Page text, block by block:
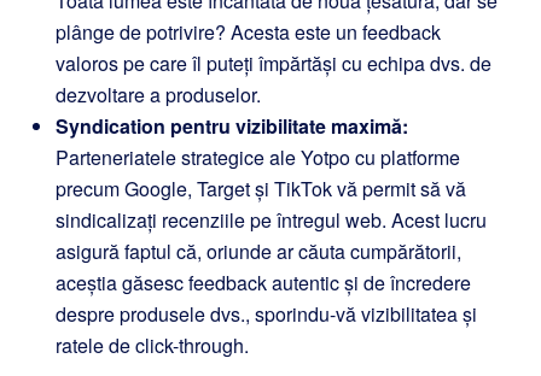
plânge de potrivire? Acesta este un feedback
valoros pe care îl puteți împărtăși cu echipa dvs. de
dezvoltare a produselor.
Syndication pentru vizibilitate maximă:
Parteneriatele strategice ale Yotpo cu platforme
precum Google, Target și TikTok vă permit să vă
sindicalizați recenziile pe întregul web. Acest lucru
asigură faptul că, oriunde ar căuta cumpărătorii,
aceștia găsesc feedback autentic și de încredere
despre produsele dvs., sporindu-vă vizibilitatea și
ratele de click-through.